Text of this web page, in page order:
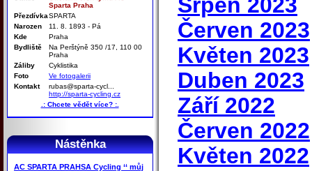
Sparta Praha
PřezdívkaSPARTA
Narozen
11. 8. 1893 - Pá
Kde
Praha
Bydliště
Na Perštýně 350 /17, 110 00
Praha
Záliby
Cyklistika
Foto
Ve fotogalerii
Kontakt
rubas@sparta-cycl...
http://sparta-cycling.cz
.: Chcete vědět více? :.
Nástěnka
AC SPARTA PRAHSA Cycling ‘‘ můj
Červen 2023
Květen 2023
Duben 2023
Září 2022
Červen 2022
Květen 2022